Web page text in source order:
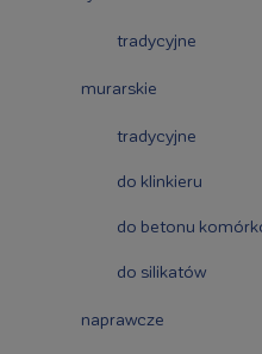
tradycyjne
murarskie
tradycyjne
do klinkieru
do betonu
do silikatów
naprawcze